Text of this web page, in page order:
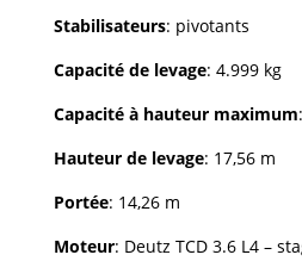
Stabilisateurs: pivotants
Capacité de levage: 4.999 kg
Capacité à hauteur maximum
Hauteur de levage: 17,56 m
Portée: 14,26 m
Moteur: Deutz TCD 3.6 L4 –